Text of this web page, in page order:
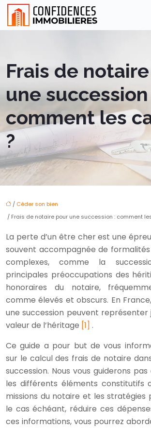
Frais de
une succession
comment les
?
/ Céder son bien
/ Frais de notaire pour une succession : comment
La perte d’un être cher est une
souvent accompagnée de
complexes, comme la
principales préoccupations des
honoraires du notaire,
comme élevés et obscurs. En
une succession peuvent représenter
valeur de l’héritage [1] .
Ce guide a pour but de vous
sur le calcul des frais de notaire
succession. Nous vous guiderons
les différents éléments constitutifs
missions du notaire et les stratégies
le cas échéant, réduire ces
ces informations, vous pourrez